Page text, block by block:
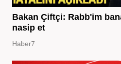
Bakan Çiftçi: Rabb'im
nasip et
Haber7